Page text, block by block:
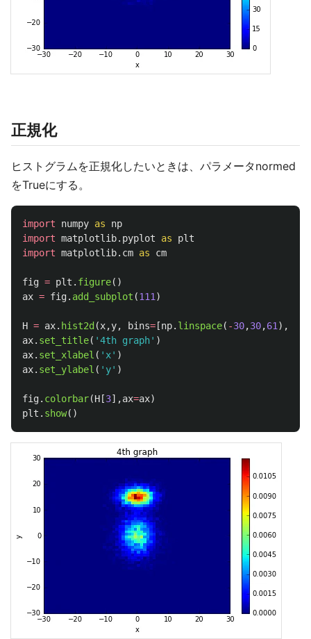
正規化
ヒストグラムを正規化したいときは、パラメータnormed
をTrueにする。
import numpy as
np
import matplotlib.pyplot as
plt
import matplotlib.cm as cm
fig = plt . figure()
ax = fig. add_subplot (111 )
H = ax. hist2d (x,y, bins= [np. linspace( -30,30,61 ),
ax. set_title( '4th graph' )
ax. set_xlabel ( ' x' )
ax. set_ylabel ( ' y' )
fig. colorbar(H [3],ax=ax)
plt . show()